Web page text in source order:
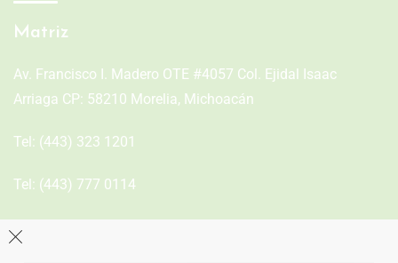
Matriz
Av. Francisco I. Madero OTE #4057 Col. Ejidal Isaac
Arriaga CP: 58210 Morelia, Michoacán
Tel: (443) 323 1201
Tel: (443) 777 0114